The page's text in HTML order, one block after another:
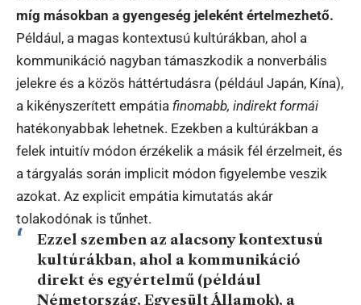
míg másokban a gyengeség jeleként értelmezhető.
Például, a magas kontextusú kultúrákban, ahol a
kommunikáció nagyban támaszkodik a nonverbális
jelekre és a közös háttértudásra (például Japán, Kína),
a kikényszerített empátia finomabb, indirekt formái
hatékonyabbak lehetnek. Ezekben a kultúrákban a
felek intuitív módon érzékelik a másik fél érzelmeit, és
a tárgyalás során implicit módon figyelembe veszik
azokat. Az explicit empátia kimutatás akár
tolakodónak is tűnhet.
Ezzel szemben az alacsony kontextusú
kultúrákban, ahol a kommunikáció
direkt és egyértelmű (például
Németország, Egyesült Államok), a